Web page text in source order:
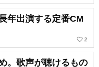
年出演する定番CM
favorite_border 2
。歌声が聴けるもの